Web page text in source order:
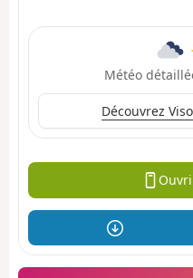
Météo
Découvrez